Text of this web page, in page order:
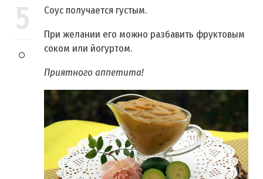
5
Соус получается густым.
При желании его можно разбавить фруктовым
соком или йогуртом.
Приятного аппетита!